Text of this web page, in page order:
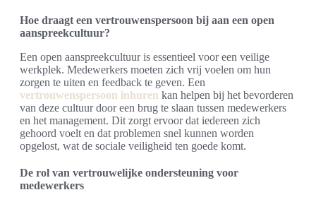
Hoe draagt een vertrouwenspersoon bij aan een open
aanspreekcultuur?
Een open aanspreekcultuur is essentieel voor een veilige
werkplek. Medewerkers moeten zich vrij voelen om hun
zorgen te uiten en feedback te geven. Een
vertrouwenspersoon inhuren kan helpen bij het bevorderen
van deze cultuur door een brug te slaan tussen medewerkers
en het management. Dit zorgt ervoor dat iedereen zich
gehoord voelt en dat problemen snel kunnen worden
opgelost, wat de sociale veiligheid ten goede komt.
De rol van vertrouwelijke ondersteuning voor
medewerkers